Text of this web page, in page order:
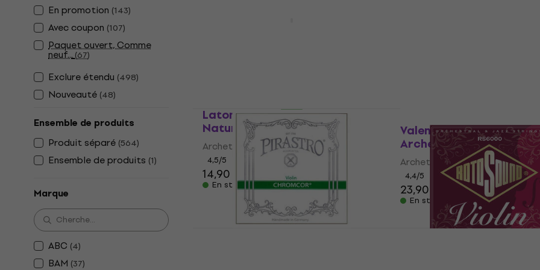
En promotion (143)
Avec coupon (107)
Paquet ouvert, Comme
neuf...(67)
Exclure étendu (498)
Nouveauté (48)
Ensemble de produits
Produit séparé (564)
Ensemble de produits (1)
Marque
ABC (4)
BAM (37)
Latone Golden Touch 4/4
Natural Archet
Archet
4,5/5
14,90 €
En stock
Valencia VBW100 OS 4/4
Archet
Archet
4,4/5
23,90 €
En stock